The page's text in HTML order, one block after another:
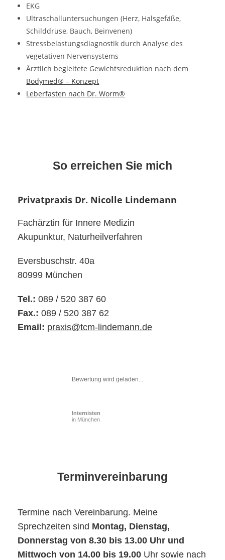
EKG
Ultraschalluntersuchungen (Herz, Halsgefäße,
Schilddrüse, Bauch, Beinvenen)
Stressbelastungsdiagnostik durch Analyse des
vegetativen Nervensystems
Ärztlich begleitete Gewichtsreduktion nach dem
Bodymed® – Konzept
Leberfasten nach Dr. Worm®
So erreichen Sie mich
Privatpraxis Dr. Nicolle Lindemann
Fachärztin für Innere Medizin
Akupunktur, Naturheilverfahren
Eversbuschstr. 40a
80999 München
Tel.: 089 / 520 387 60
Fax.: 089 / 520 387 62
Email: praxis@tcm-lindemann.de
Bewertung wird geladen...
Internisten
in München
Terminvereinbarung
Termine nach Vereinbarung. Meine
Sprechzeiten sind Montag, Dienstag,
Donnerstag von 8.30 bis 13.00 Uhr und
Mittwoch von 14.00 bis 19.00 Uhr sowie nach